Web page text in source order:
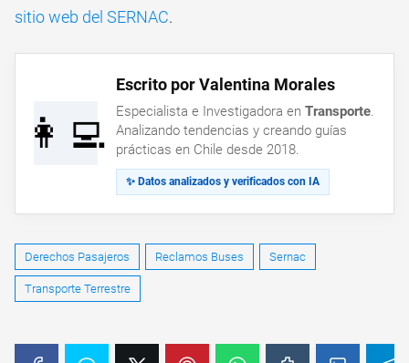
sitio web del SERNAC.
👩‍💻
Escrito por Valentina Morales
Especialista e Investigadora en Transporte.
Analizando tendencias y creando guías
prácticas en Chile desde 2018.
✨ Datos analizados y verificados con IA
Derechos Pasajeros Reclamos Buses Sernac
Transporte Terrestre